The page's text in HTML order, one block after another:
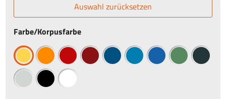
Auswahl zurücksetzen
Farbe/Korpusfarbe